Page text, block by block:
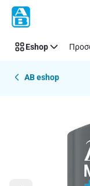
Παράλειψη
Eshop
AB eshop